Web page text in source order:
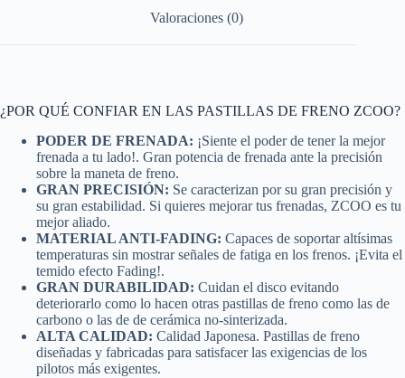
Valoraciones (0)
¿POR QUÉ CONFIAR EN LAS PASTILLAS DE FRENO ZCOO?
PODER DE FRENADA: ¡Siente el poder de tener la mejor
frenada a tu lado!. Gran potencia de frenada ante la precisión
sobre la maneta de freno.
GRAN PRECISIÓN: Se caracterizan por su gran precisión y
su gran estabilidad. Si quieres mejorar tus frenadas, ZCOO es tu
mejor aliado.
MATERIAL ANTI-FADING: Capaces de soportar altísimas
temperaturas sin mostrar señales de fatiga en los frenos. ¡Evita el
temido efecto Fading!.
GRAN DURABILIDAD: Cuidan el disco evitando
deteriorarlo como lo hacen otras pastillas de freno como las de
carbono o las de de cerámica no-sinterizada.
ALTA CALIDAD: Calidad Japonesa. Pastillas de freno
diseñadas y fabricadas para satisfacer las exigencias de los
pilotos más exigentes.